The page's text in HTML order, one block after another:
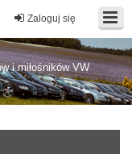
Zaloguj się
i miłośników VW